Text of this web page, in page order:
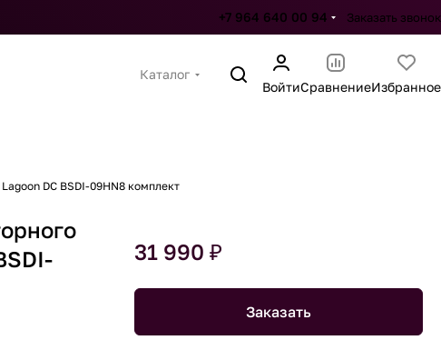
+7 964 640 00 94 Заказать звонок
Каталог
ВойтиСравнениеИзбранное
DC BSDI-09HN8 комплект
31 990 ₽
Заказать